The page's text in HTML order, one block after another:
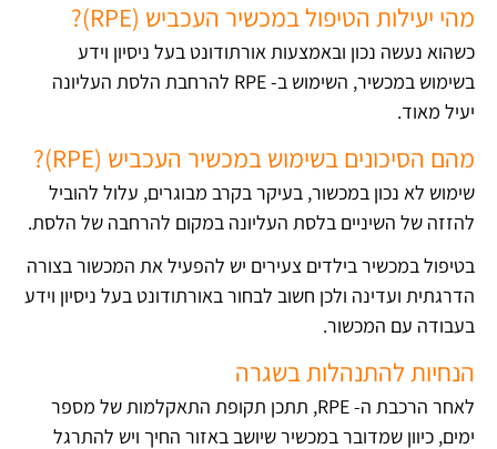
מהי יעילות הטיפול במכשיר העכביש (RPE)?
כשהוא נעשה נכון ובאמצעות אורתודונט בעל ניסיון וידע
בשימוש במכשיר, השימוש ב- RPE להרחבת הלסת העליונה
יעיל מאוד.
מהם הסיכונים בשימוש במכשיר העכביש (RPE)?
שימוש לא נכון במכשור, בעיקר בקרב מבוגרים, עלול להוביל
להזזה של השיניים בלסת העליונה במקום להרחבה של הלסת.
בטיפול במכשיר בילדים צעירים יש להפעיל את המכשור בצורה
הדרגתית ועדינה ולכן חשוב לבחור באורתודונט בעל ניסיון וידע
בעבודה עם המכשור.
הנחיות להתנהלות בשגרה
לאחר הרכבת ה- RPE, תתכן תקופת התאקלמות של מספר
ימים, כיוון שמדובר במכשיר שיושב באזור החיך ויש להתרגל